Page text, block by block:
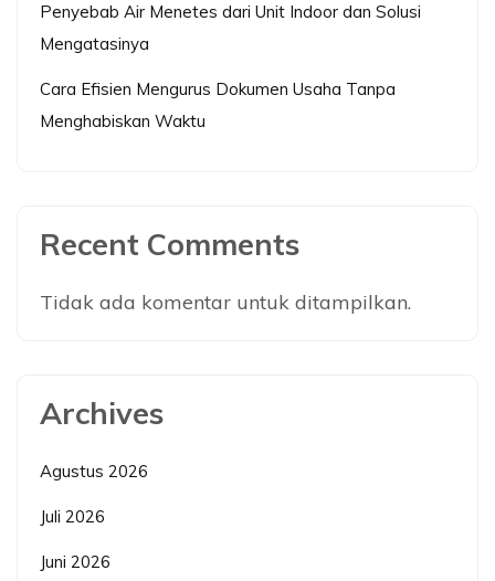
Penyebab Air Menetes dari Unit Indoor dan Solusi
Mengatasinya
Cara Efisien Mengurus Dokumen Usaha Tanpa
Menghabiskan Waktu
Recent Comments
Tidak ada komentar untuk ditampilkan.
Archives
Agustus 2026
Juli 2026
Juni 2026